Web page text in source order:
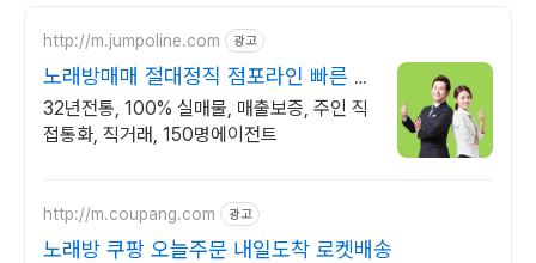
http://m.jumpoline.com 광고
노래방매매 절대정직 점포라인 빠른 직
거래 & 안전중개거래
32년전통, 100% 실매물, 매출보증, 주인 직
접통화, 직거래, 150명에이전트
http://m.coupang.com 광고
노래방 쿠팡 오늘주문 내일도착 로켓배송